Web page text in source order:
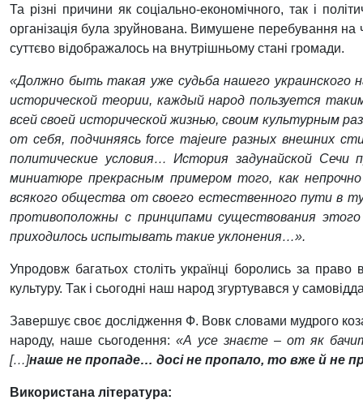
Та різні причини як соціально-економічного, так і
організація була зруйнована. Вимушене перебування на
суттєво відображалось на внутрішньому стані громади.
«Должно быть такая уже судьба нашего
исторической теории, каждый народ пользуется
всей своей исторической жизнью, своим культурным
от себя, подчиняясь forcemajeure разных внешних
политические условия… История задунайской
миниатюре прекрасным примером того, как
всякого общества от своего естественного пути в
противоположны с принципами существования
приходилось испытывать такие уклонения…».
Упродовж багатьох століть українці боролись за
культуру. Так і сьогодні наш народ згуртувався у
Завершує своє дослідження Ф. Вовк словами мудрого
народу, наше сьогодення: «А усе знаєте – от як
[…]наше не пропаде… досі не пропало, то вже й не
Використана література: